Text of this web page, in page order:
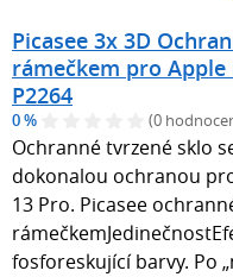
Picasee 3x 3D
rámečkem pro Apple
P2264
0 % (0
Ochranné tvrzené sklo
dokonalou ochranou
13 Pro. Picasee
fosforeskující barvy. Po